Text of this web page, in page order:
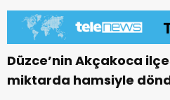
Düzce’nin Akçakoca
miktarda hamsiyle